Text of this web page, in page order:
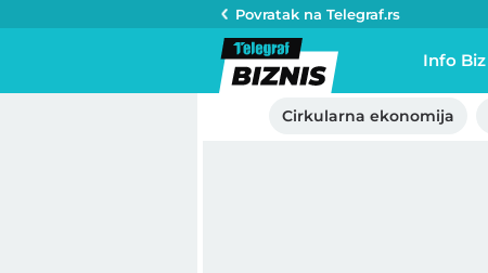
Povratak na Telegraf.rs
Info Biz
Cirkularna ekonomija